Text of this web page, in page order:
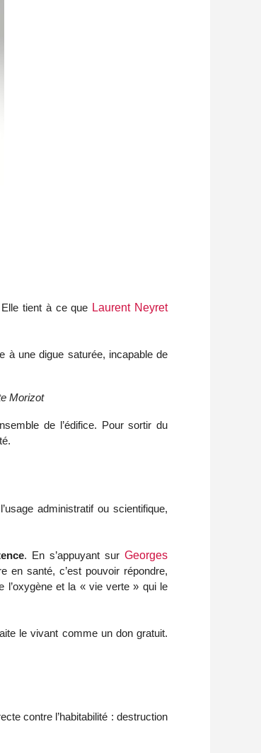
Elle tient à ce que Laurent Neyret
à une digue saturée, incapable de
Morizot
de l’édifice. Pour sortir du
administratif ou scientifique,
. En s’appuyant surGeorges
en santé, c’est pouvoir répondre,
l’oxygène et la « vie verte » qui le
le vivant comme un don gratuit.
contre l’habitabilité : destruction